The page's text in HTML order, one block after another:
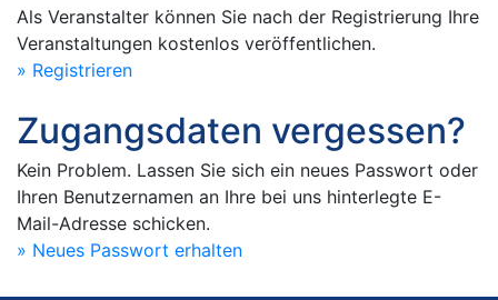
Als Veranstalter können Sie nach der Registrierung Ihre
Veranstaltungen kostenlos veröffentlichen.
» Registrieren
Zugangsdaten vergessen?
Kein Problem. Lassen Sie sich ein neues Passwort oder
Ihren Benutzernamen an Ihre bei uns hinterlegte E-
Mail-Adresse schicken.
» Neues Passwort erhalten